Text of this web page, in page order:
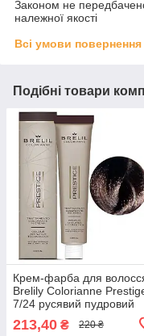
Законом не
належної якості
Всі умови повернення
Подібні товари
Крем-фарба для
Brelily Colorianne
7/24 русявий пудровий
213,40 ₴ 220 ₴